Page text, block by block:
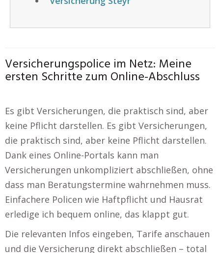
Versicherungspolice im Netz: Meine
ersten Schritte zum Online-Abschluss
Es gibt Versicherungen, die praktisch sind, aber
keine Pflicht darstellen. Es gibt Versicherungen,
die praktisch sind, aber keine Pflicht darstellen.
Dank eines Online-Portals kann man
Versicherungen unkompliziert abschließen, ohne
dass man Beratungstermine wahrnehmen muss.
Einfachere Policen wie Haftpflicht und Hausrat
erledige ich bequem online, das klappt gut.
Die relevanten Infos eingeben, Tarife anschauen
und die Versicherung direkt abschließen – total